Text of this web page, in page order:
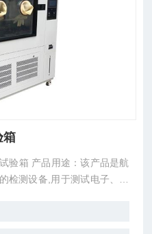
箱
验箱 产品用途：该产品是航
检测设备,用于测试电子、电